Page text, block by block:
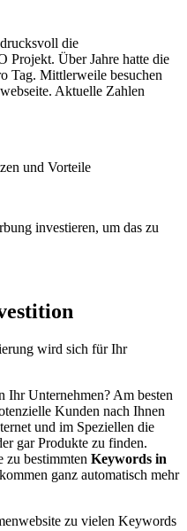
die
Projekt. Über Jahre hatte die
Tag. Mittlerweile besuchen
Aktuelle Zahlen
investieren, um das zu
wird sich für Ihr
Ihr Unternehmen? Am besten
Kunden nach Ihnen
und im Speziellen die
gar Produkte zu finden.
zu bestimmten Keywords in
ganz automatisch mehr
zu vielen Keywords